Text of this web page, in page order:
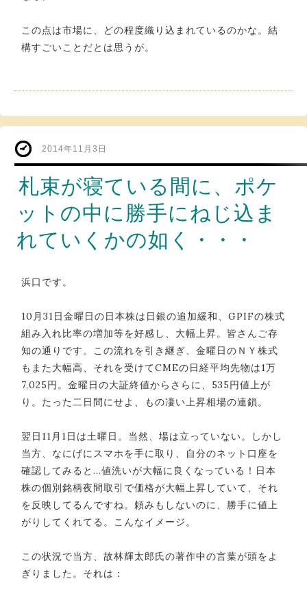
この点は市場に、どの程度織り込まれているのかな。結
構すごいことだとは思うが。
2014年11月3日
札束が寝ている間に、ポケ
ットの中に勝手にねじ込ま
れていくかの如く・・・
浜口です。
10月31日金曜日の日本株は日銀の追加緩和、GPIFの株式
組み入れ比率の増加等を好感し、大幅上昇。皆さんご存
知の通りです。この流れを引き継ぎ、金曜日のＮＹ株式
もまた大幅高、それを受けてCMEの日経平均先物は1万
7,025円。金曜日の大証終値からさらに、535円値上が
り。たった二日間にせよ、もの凄い上昇相場の連鎖。
翌日11月1日は土曜日。当然、場は立っていない。しかし
当方、なにげにスマホを手に取り、自分のネット口座を
確認してみると…値洗いが大幅に良くなっている！日本
株の個別銘柄夜間取引で価格が大幅上昇していて、それ
を反映してるんですね。頼みもしないのに、勝手に値上
がりしてくれてる。こんなイメージ。
この状況で当方、故林輝太郎氏の著作中の言葉が頭をよ
ぎりました。それは：